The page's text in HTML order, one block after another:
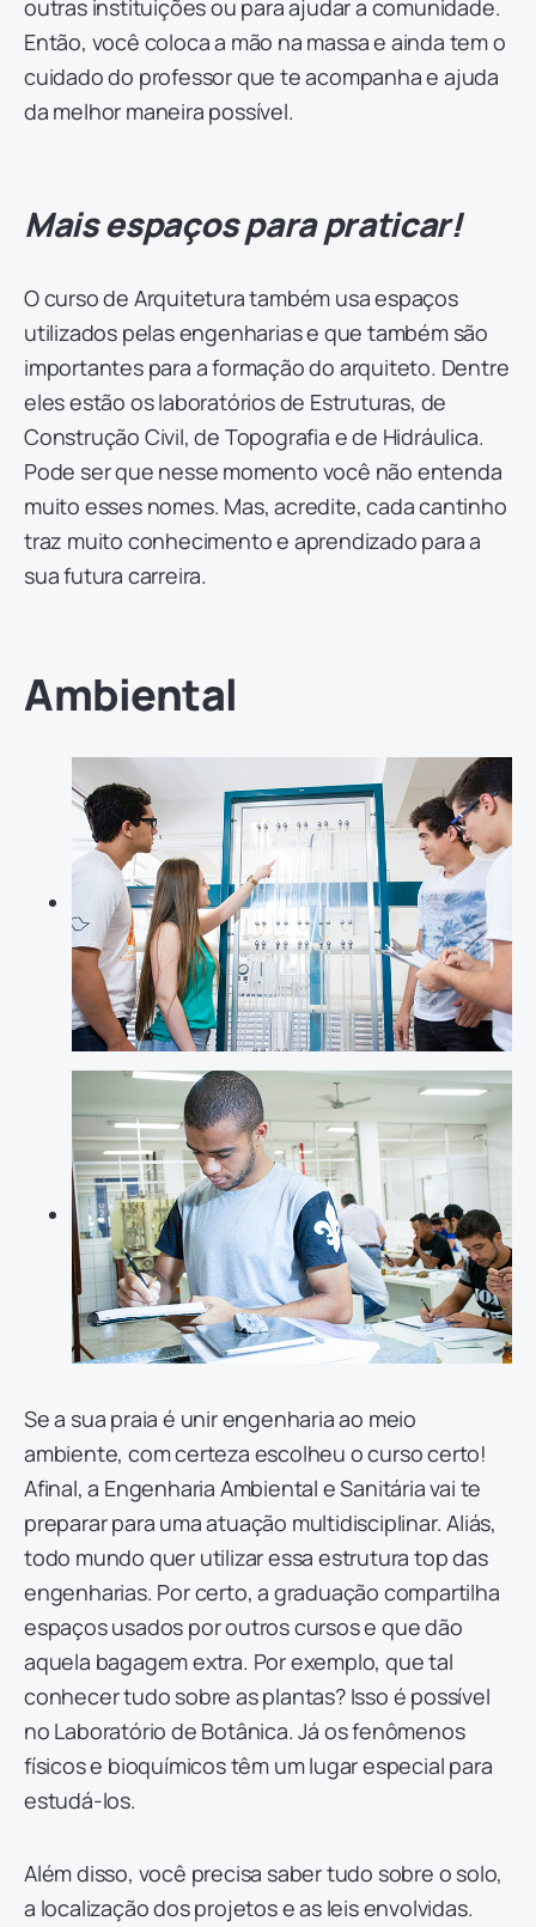
outras instituições ou para ajudar a comunidade.
Então, você coloca a mão na massa e ainda tem o
cuidado do professor que te acompanha e ajuda
da melhor maneira possível.
Mais espaços para praticar!
O curso de Arquitetura também usa espaços
utilizados pelas engenharias e que também são
importantes para a formação do arquiteto. Dentre
eles estão os laboratórios de Estruturas, de
Construção Civil, de Topografia e de Hidráulica.
Pode ser que nesse momento você não entenda
muito esses nomes. Mas, acredite, cada cantinho
traz muito conhecimento e aprendizado para a
sua futura carreira.
Ambiental
Se a sua praia é unir engenharia ao meio
ambiente, com certeza escolheu o curso certo!
Afinal, a Engenharia Ambiental e Sanitária vai te
preparar para uma atuação multidisciplinar. Aliás,
todo mundo quer utilizar essa estrutura top das
engenharias. Por certo, a graduação compartilha
espaços usados por outros cursos e que dão
aquela bagagem extra. Por exemplo, que tal
conhecer tudo sobre as plantas? Isso é possível
no Laboratório de Botânica. Já os fenômenos
físicos e bioquímicos têm um lugar especial para
estudá-los.
Além disso, você precisa saber tudo sobre o solo,
a localização dos projetos e as leis envolvidas.